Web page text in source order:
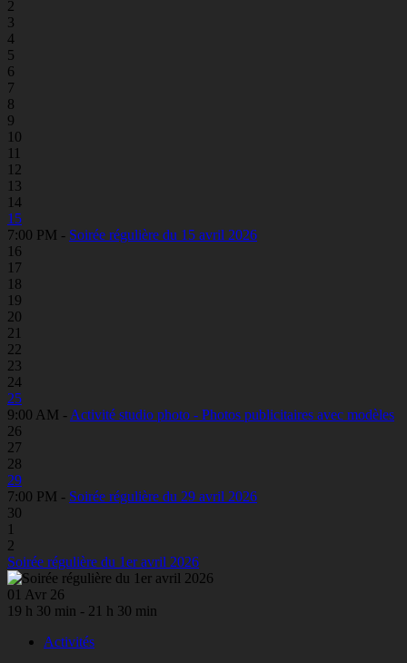
2
3
4
5
6
7
8
9
10
11
12
13
14
15
7:00 PM - Soirée régulière du 15 avril 2026
16
17
18
19
20
21
22
23
24
25
9:00 AM - Activité studio photo - Photos publicitaires avec modèles
26
27
28
29
7:00 PM - Soirée régulière du 29 avril 2026
30
1
2
Soirée régulière du 1er avril 2026
01 Avr 26
19 h 30 min - 21 h 30 min
Activités